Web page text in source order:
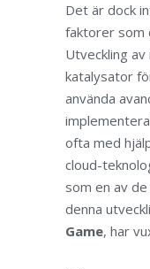
Det är dock
faktorer som
Utveckling
katalysator
använda
ofta med
cloud-
som en av
denna
Game, har